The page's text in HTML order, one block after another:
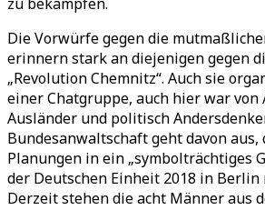
Die Vorwürfe gegen die
erinnern stark an diejenigen gegen
„Revolution Chemnitz“. Auch sie
einer Chatgruppe, auch hier war von
Ausländer und politisch
Bundesanwaltschaft geht davon aus,
Planungen in ein „symbolträchtiges
der Deutschen Einheit 2018 in Berlin
Derzeit stehen die acht Männer aus